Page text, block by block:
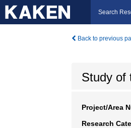
Search
Back to previous
Study of
Project/Area
Research